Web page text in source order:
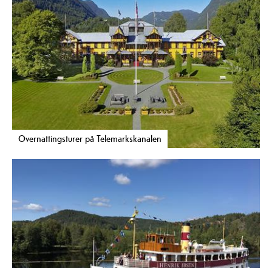
Overnattingsturer på Telemarkskanalen